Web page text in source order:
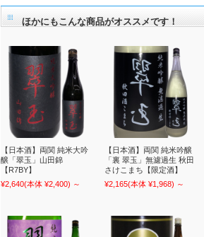
ほかにもこんな商品がオススメです！
【日本酒】両関 純米大吟
醸「翠玉」山田錦
【R7BY】
¥2,640(本体 ¥2,400) ～
【日本酒】両関 純米吟醸
「裏 翠玉」無濾過生 秋田
さけこまち【限定酒】
¥2,165(本体 ¥1,968) ～